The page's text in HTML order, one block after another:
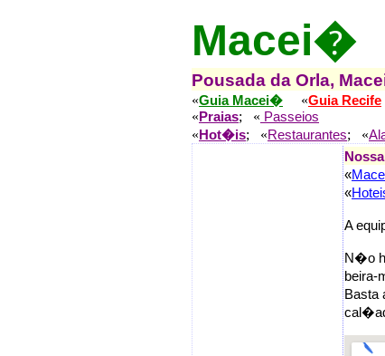
Macei�
Pousada da Orla,
«Guia Macei� «Guia Recife
« Praias; « Passeios
« Hot�is; «Restaurantes; «
«
«
A
N�o
beira-
Basta